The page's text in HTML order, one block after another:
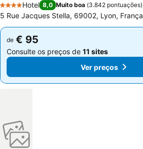
4 Estrelas
Hotel 8,0 Muito boa (3.842 pontuações)
5 Rue Jacques Stella, 69002, Lyon, França
de € 95
Consulte os preços de 11 sites
Ver preços
de € 95
Consulte os preços de 11 sites
Ver preços